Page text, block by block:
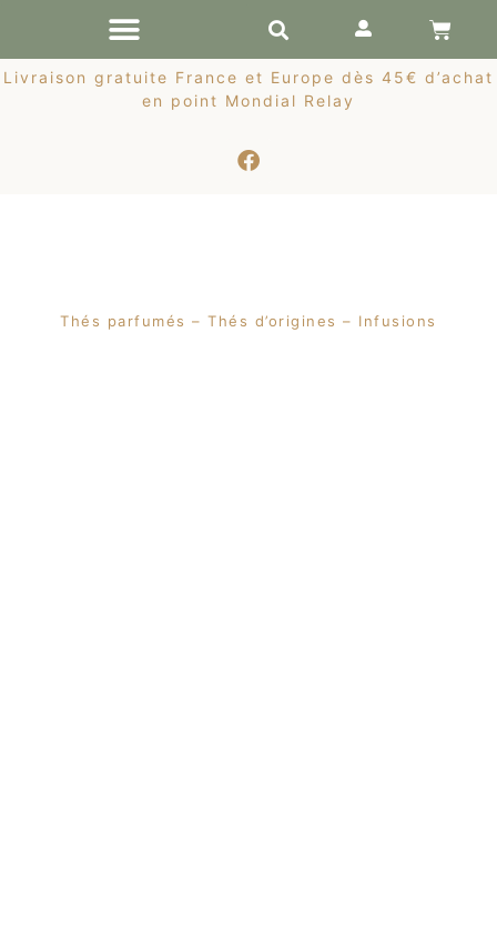
Livraison gratuite France et Europe dès 45€ d’achat
en point Mondial Relay
Thés parfumés – Thés d’origines – Infusions